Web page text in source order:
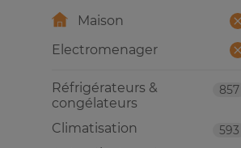
Maison
Electromenager
857
Réfrigérateurs &
congélateurs
593
Climatisation